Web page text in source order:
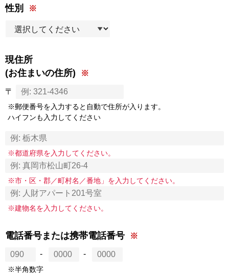
性別
現住所
(お住まいの住所)
〒
※郵便番号を入力すると自動で住所が入ります。
ハイフンも入力してください
※都道府県を入力してください。
※市・区・郡／町村名／番地」を入力してください。
※建物名を入力してください。
電話番号または携帯電話番号
- -
※半角数字